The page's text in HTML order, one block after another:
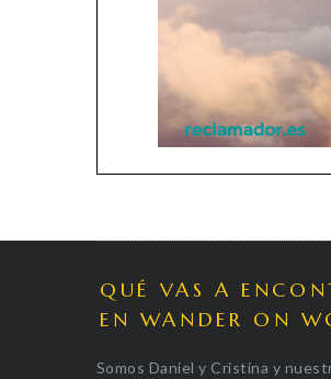
QUÉ VAS A
EN WANDER ON
Somos Daniel y Cristina y